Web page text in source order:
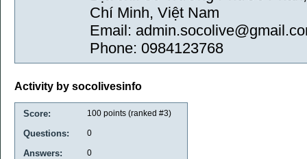
Chí Minh, Việt Nam
Email:
Phone: 0984123768
Activity by socolivesinfo
Score: 100 points (ranked #3)
Questions: 0
Answers: 0